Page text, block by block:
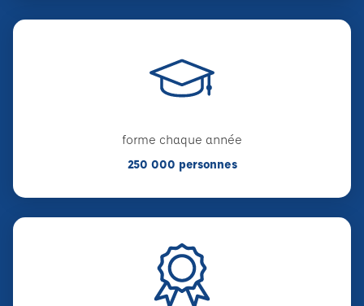
forme chaque année
250 000 personnes